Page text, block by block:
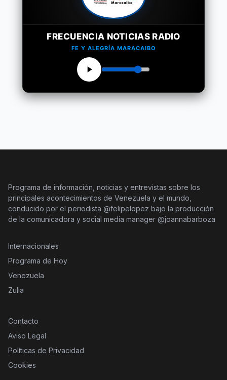
FRECUENCIA NOTICIAS RADIO
FE Y ALEGRÍA MARACAIBO
Programa de información, noticias y entrevistas sobre los
principales acontecimientos de Venezuela y el mundo,
conducido por el periodista @felipelopez bajo la producción
de la comunicadora y social media manager @joannabarboza
Internacionales
Programa de Hoy
Venezuela
Zulia
Contacto
Aviso Legal
Políticas de Privacidad
Cookies